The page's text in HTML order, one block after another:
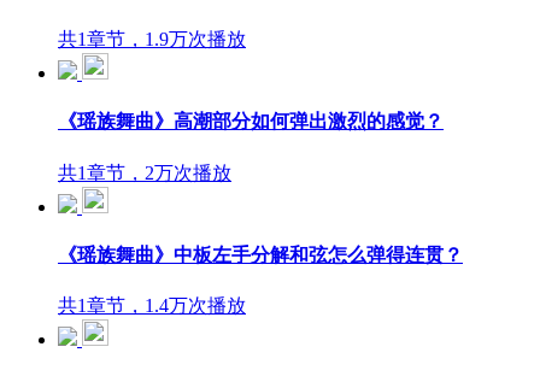
共1章节，1.9万次播放
《瑶族舞曲》高潮部分如何弹出激烈的感觉？
共1章节，2万次播放
《瑶族舞曲》中板左手分解和弦怎么弹得连贯？
共1章节，1.4万次播放